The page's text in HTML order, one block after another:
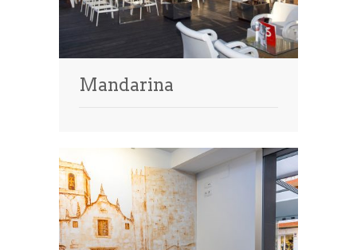
Mandarina